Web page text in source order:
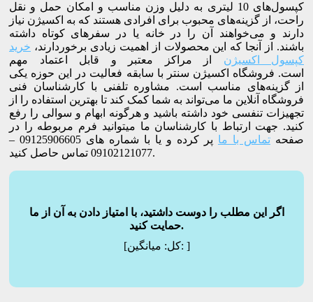
کپسول‌های 10 لیتری به دلیل وزن مناسب و امکان حمل و نقل
راحت، از گزینه‌های محبوب برای افرادی هستند که به اکسیژن نیاز
دارند و می‌خواهند آن را در خانه یا در سفرهای کوتاه داشته
باشند. از آنجا که این محصولات از اهمیت زیادی برخوردارند، خرید
کپسول اکسیژن از مراکز معتبر و قابل اعتماد مهم
است. فروشگاه اکسیژن سنتر با سابقه فعالیت در این حوزه یکی
از گزینه‌های مناسب است. مشاوره تلفنی با کارشناسان فنی
فروشگاه آنلاین ما می‌تواند به شما کمک کند تا بهترین استفاده را از
تجهیزات تنفسی خود داشته باشید و هرگونه ابهام و سوالی را رفع
کنید. جهت ارتباط با کارشناسان ما میتوانید فرم مربوطه را در
صفحه تماس با ما
پر کرده و یا با شماره های 09125906605 –
09102121077 تماس حاصل کنید.
اگر این مطلب را دوست داشتید، با امتیاز دادن به آن از ما
حمایت کنید.
[کل:میانگین: ]